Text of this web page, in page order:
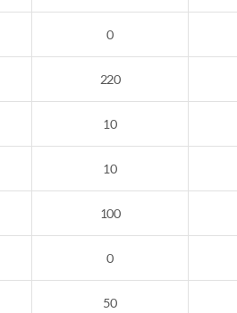
0
220
10
10
100
0
50